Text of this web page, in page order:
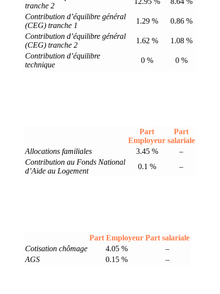
tranche 2
Contribution d’équilibre général
(CEG) tranche 1
1.29 %
0.86 %
Contribution d’équilibre général
(CEG) tranche 2
1.62 %
1.08 %
Contribution d’équilibre
technique
0 % 0 %
Part
Employeur
Part
salariale
Allocations familiales
3.45 %
–
Contribution au Fonds National
d’Aide au Logement
0.1 % –
Part Employeur Part salariale
Cotisation chômage
4.05 %
–
AGS
0.15 % –